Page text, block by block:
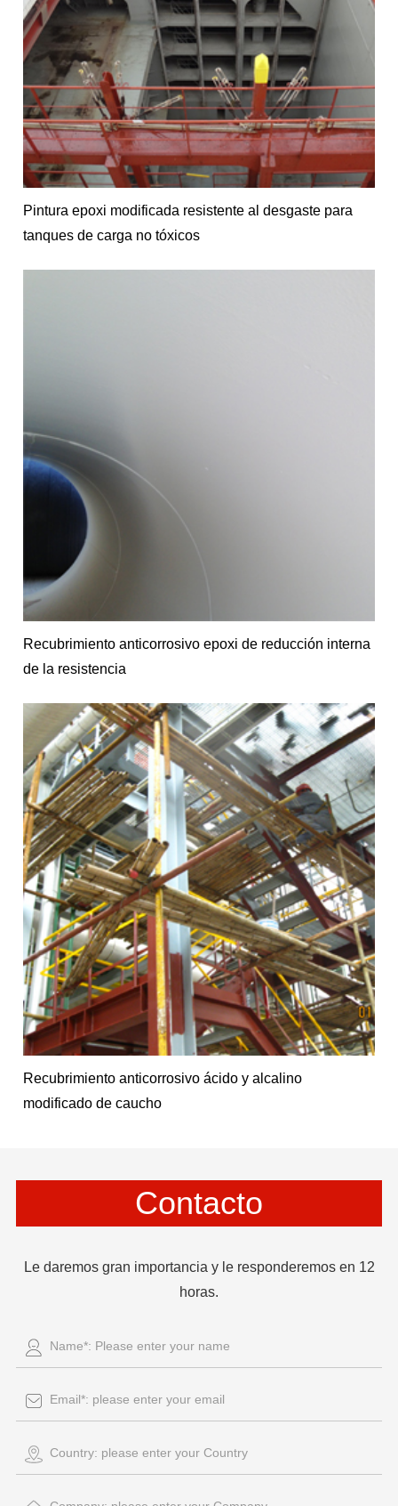
Pintura epoxi modificada resistente al desgaste para
tanques de carga no tóxicos
Recubrimiento anticorrosivo epoxi de reducción interna
de la resistencia
Recubrimiento anticorrosivo ácido y alcalino
modificado de caucho
Contacto
Le daremos gran importancia y le responderemos en 12
horas.